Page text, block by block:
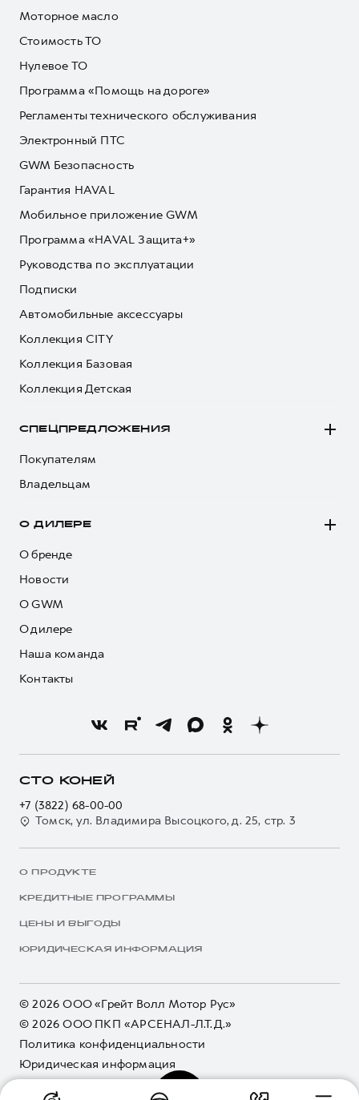
Моторное масло
Стоимость ТО
Нулевое ТО
Программа «Помощь на дороге»
Регламенты технического обслуживания
Электронный ПТС
GWM Безопасность
Гарантия HAVAL
Мобильное приложение GWM
Программа «HAVAL Защита+»
Руководства по эксплуатации
Подписки
Автомобильные аксессуары
Коллекция CITY
Коллекция Базовая
Коллекция Детская
СПЕЦПРЕДЛОЖЕНИЯ
Покупателям
Владельцам
О ДИЛЕРЕ
О бренде
Новости
О GWM
О дилере
Наша команда
Контакты
СТО КОНЕЙ
+7 (3822) 68-00-00
Томск, ул. Владимира Высоцкого, д. 25, стр. 3
О ПРОДУКТЕ
КРЕДИТНЫЕ ПРОГРАММЫ
ЦЕНЫ И ВЫГОДЫ
ЮРИДИЧЕСКАЯ ИНФОРМАЦИЯ
© 2026 ООО «Грейт Волл Мотор Рус»
© 2026 ООО ПКП «АРСЕНАЛ-Л.Т.Д.»
Политика конфиденциальности
Юридическая информация